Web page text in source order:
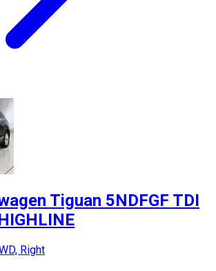
Tiguan 5NDFGF TDI
Right